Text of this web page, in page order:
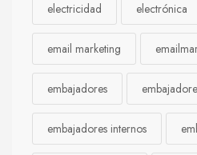
electricidad electrónica
email marketing
embajadores
embajadores internos